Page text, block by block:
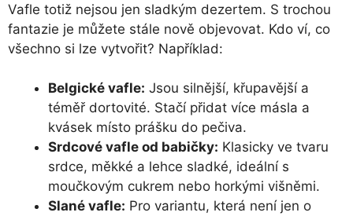
Vafle totiž nejsou jen sladkým dezertem. S trochou
fantazie je můžete stále nově objevovat. Kdo ví, co
všechno si lze vytvořit? Například:
Belgické vafle: Jsou silnější, křupavější a
téměř dortovité. Stačí přidat více másla a
kvásek místo prášku do pečiva.
Srdcové vafle od babičky: Klasicky ve tvaru
srdce, měkké a lehce sladké, ideální s
moučkovým cukrem nebo horkými višněmi.
Slané vafle: Pro variantu, která není jen o